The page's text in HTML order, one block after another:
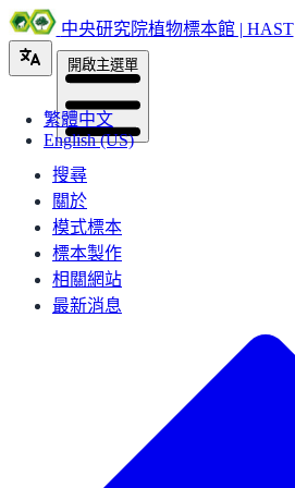
中央研究院植物標本館 | HAST
繁體中文
English (US)
開啟主選單
搜尋
關於
模式標本
標本製作
相關網站
最新消息